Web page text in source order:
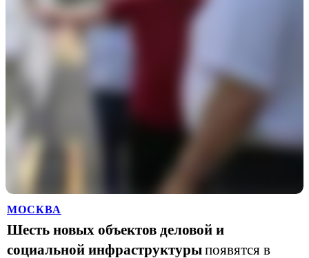
МОСКВА
Шесть новых объектов деловой и
социальной инфраструктурыпоявятся в